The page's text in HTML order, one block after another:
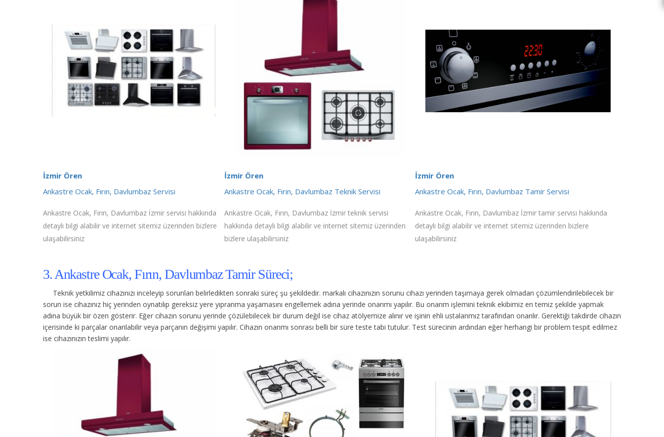
İzmir Ören
Ankastre Ocak, Fırın, Davlumbaz Servisi
Ankastre Ocak, Fırın, Davlumbaz İzmir servisi hakkında
detaylı bilgi alabilir ve internet sitemiz üzerinden bizlere
ulaşabilirsiniz
İzmir Ören
Ankastre Ocak, Fırın, Davlumbaz Teknik Servisi
Ankastre Ocak, Fırın, Davlumbaz İzmir teknik servisi
hakkında detaylı bilgi alabilir ve internet sitemiz üzerinden
bizlere ulaşabilirsiniz
İzmir Ören
Ankastre Ocak, Fırın, Davlumbaz Tamir Servisi
Ankastre Ocak, Fırın, Davlumbaz İzmir tamir servisi hakkında
detaylı bilgi alabilir ve internet sitemiz üzerinden bizlere
ulaşabilirsiniz
3. Ankastre Ocak, Fırın, Davlumbaz Tamir Süreci;
Teknik yetkilimiz cihazınızı inceleyip sorunları belirledikten sonraki süreç şu şekildedir. markalı cihazınızın sorunu cihazı yerinden taşımaya gerek olmadan çözümlendirilebilecek bir
sorun ise cihazınız hiç yerinden oynatılıp gereksiz yere yıpranma yaşamasını engellemek adına yerinde onarımı yapılır. Bu onarım işlemini teknik ekibimiz en temiz şekilde yapmak
adına büyük bir özen gösterir. Eğer cihazın sorunu yerinde çözülebilecek bir durum değil ise cihaz atölyemize alınır ve işinin ehli ustalarımız tarafından onarılır. Gerektiği takdirde cihazın
içerisinde ki parçalar onarılabilir veya parçanın değişimi yapılır. Cihazın onarımı sonrası belli bir süre teste tabi tutulur. Test sürecinin ardından eğer herhangi bir problem tespit edilmez
ise cihazınızın teslimi yapılır.